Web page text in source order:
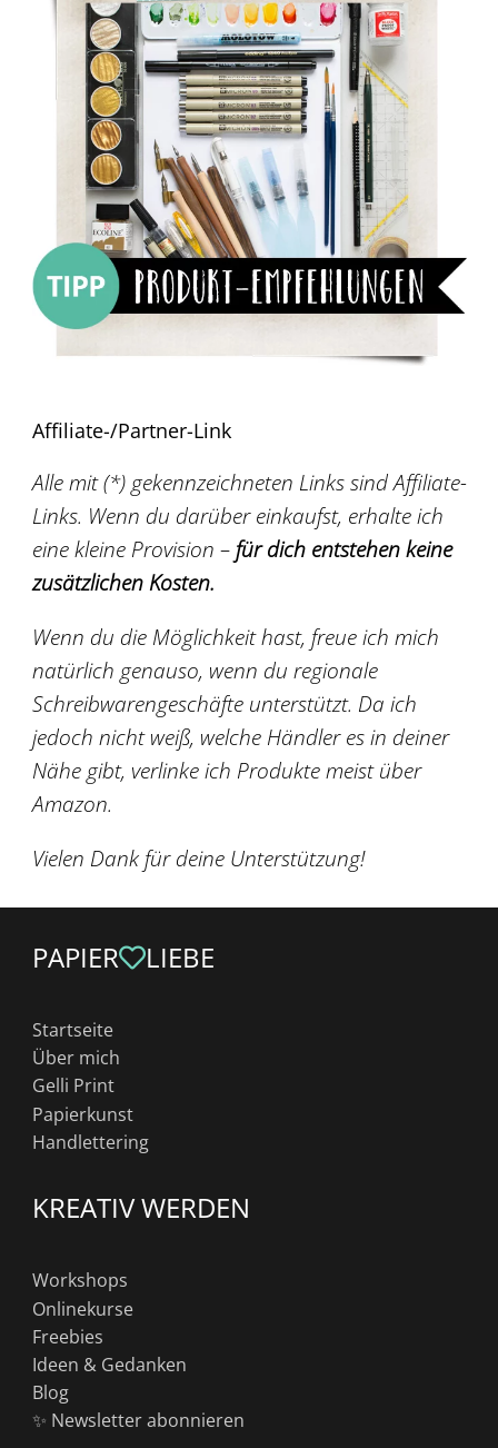
Affiliate-/Partner-Link
Alle mit (*) gekennzeichneten Links sind Affiliate-
Links. Wenn du darüber einkaufst, erhalte ich
eine kleine Provision – für dich entstehen keine
zusätzlichen Kosten.
Wenn du die Möglichkeit hast, freue ich mich
natürlich genauso, wenn du regionale
Schreibwarengeschäfte unterstützt. Da ich
jedoch nicht weiß, welche Händler es in deiner
Nähe gibt, verlinke ich Produkte meist über
Amazon.
Vielen Dank für deine Unterstützung!
PAPIER LIEBE
Startseite
Über mich
Gelli Print
Papierkunst
Handlettering
KREATIV WERDEN
Workshops
Onlinekurse
Freebies
Ideen & Gedanken
Blog
✨ Newsletter abonnieren